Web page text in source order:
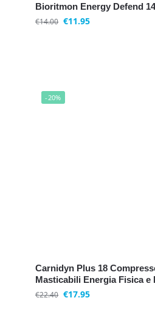
Bioritmon Energy Defend
€14.00 €11.95
-20%
Carnidyn Plus 18
Masticabili Energia Fisica e
€22.40 €17.95